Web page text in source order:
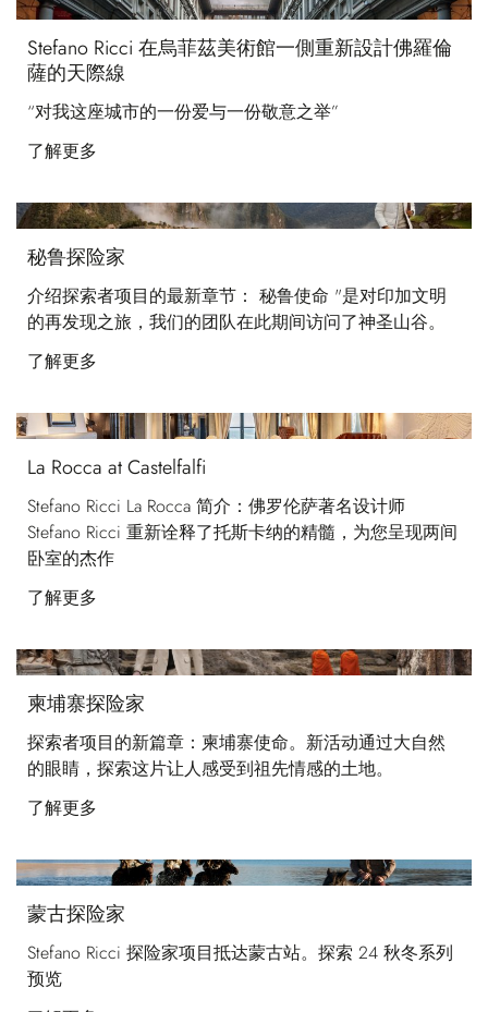
Stefano Ricci 在烏菲茲美術館一側重新設計佛羅倫
薩的天際線
“对我这座城市的一份爱与一份敬意之举”
了解更多
秘鲁探险家
介绍探索者项目的最新章节： 秘鲁使命 "是对印加文明
的再发现之旅，我们的团队在此期间访问了神圣山谷。
了解更多
La Rocca at Castelfalfi
Stefano Ricci La Rocca 简介：佛罗伦萨著名设计师
Stefano Ricci 重新诠释了托斯卡纳的精髓，为您呈现两间
卧室的杰作
了解更多
柬埔寨探险家
探索者项目的新篇章：柬埔寨使命。新活动通过大自然
的眼睛，探索这片让人感受到祖先情感的土地。
了解更多
蒙古探险家
Stefano Ricci 探险家项目抵达蒙古站。探索 24 秋冬系列
预览